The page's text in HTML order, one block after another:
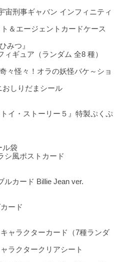
宙刑事ギャバン インフィニティ
＆エージェントカードケース
みつ』
ギュア（ランダム 全8 種）
々怪々！オラの妖怪バケ～ショ
しりだまシール
イ・ストーリー５』特製ぷくぷ
ル袋
風ポストカード
カード Billie Jean ver.
ード
ャラクターカード（7種ランダ
ラクタークリアシート